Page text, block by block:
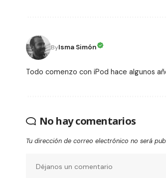
ByIsma Simón
Todo comenzo con iPod hace algunos
No hay comentarios
Tu dirección de correo electrónico no será